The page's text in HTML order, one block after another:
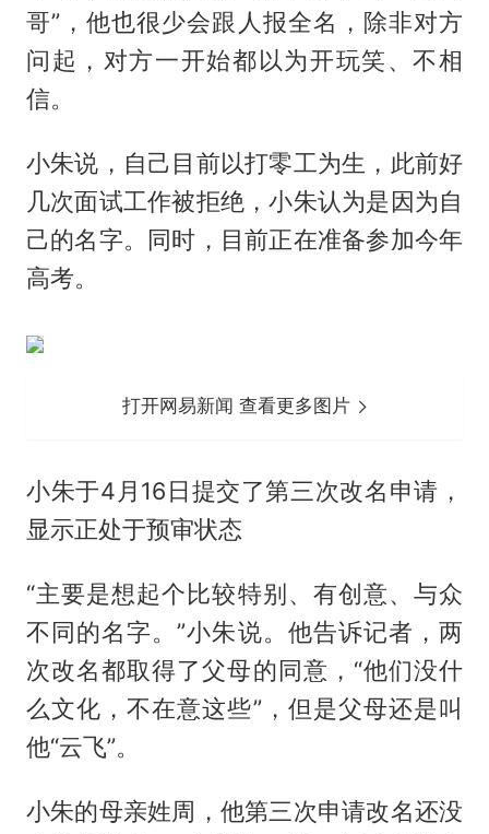
哥”，他也很少会跟人报全名，除非对方
问起，对方一开始都以为开玩笑、不相
信。
小朱说，自己目前以打零工为生，此前好
几次面试工作被拒绝，小朱认为是因为自
己的名字。同时，目前正在准备参加今年
高考。
打开网易新闻 查看更多图片
小朱于4月16日提交了第三次改名申请，
显示正处于预审状态
“主要是想起个比较特别、有创意、与众
不同的名字。”小朱说。他告诉记者，两
次改名都取得了父母的同意，“他们没什
么文化，不在意这些”，但是父母还是叫
他“云飞”。
小朱的母亲姓周，他第三次申请改名还没